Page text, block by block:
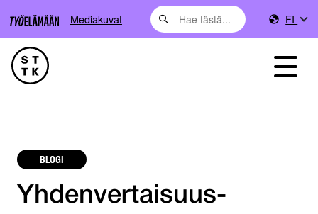
Mediakuvat FI
BLOGI
Yhdenvertaisuus­